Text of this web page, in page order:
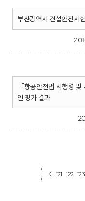
부산광역시 건설안전시
「항공안전법 시행령
인 평가 결과
〈
〈
〈 121 122 123